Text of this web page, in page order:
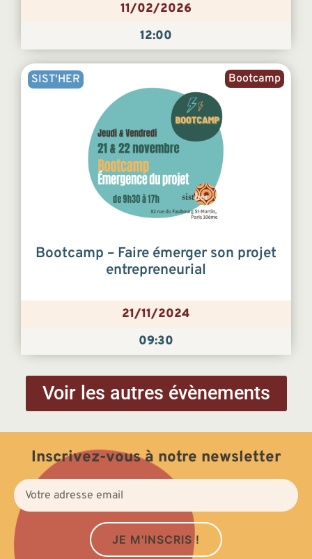
11/02/2026
12:00
Bootcamp
SIST'HER
Bootcamp – Faire émerger son projet
entrepreneurial
21/11/2024
09:30
Voir les autres évènements
Inscrivez-vous à notre newsletter
JE M'INSCRIS !